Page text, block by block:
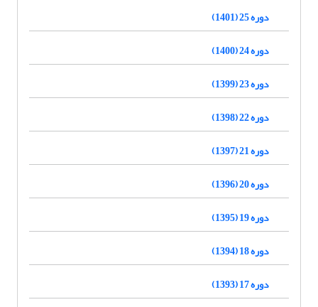
دوره 25 (1401)
دوره 24 (1400)
دوره 23 (1399)
دوره 22 (1398)
دوره 21 (1397)
دوره 20 (1396)
دوره 19 (1395)
دوره 18 (1394)
دوره 17 (1393)